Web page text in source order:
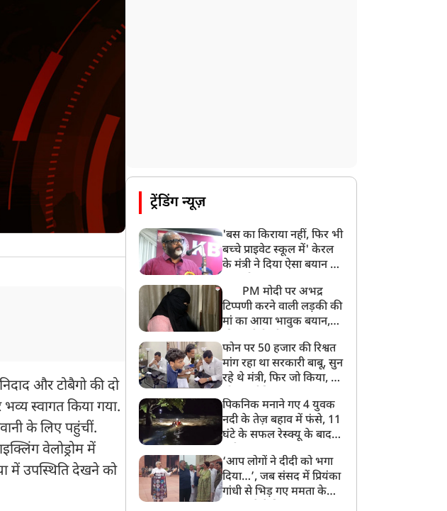
और टोबैगो की दो
स्वागत किया गया.
के लिए पहुंचीं.
वेलोड्रोम में
में उपस्थिति देखने को
ट्रेंडिंग न्यूज़
'बस का किराया नहीं, फिर भी
बच्चे प्राइवेट स्कूल में' केरल
के मंत्री ने दिया ऐसा बयान की
PM मोदी पर अभद्र
टिप्पणी करने वाली लड़की की
मां का आया भावुक बयान,
बेटी को गोद लें प्रधानमंत्री
फोन पर 50 हजार की रिश्वत
मांग रहा था सरकारी बाबू, सुन
रहे थे मंत्री, फिर जो किया, वो
पिकनिक मनाने गए 4 युवक
नदी के तेज़ बहाव में फंसे, 11
घंटे के सफल रेस्क्यू के बाद
‘आप लोगों ने दीदी को भगा
दिया…’, जब संसद में प्रियंका
गांधी से भिड़ गए ममता के